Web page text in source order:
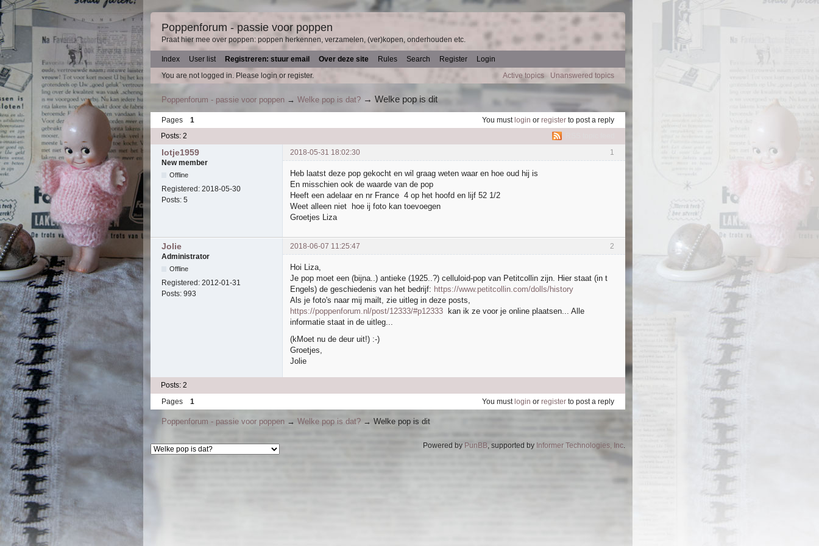
Poppenforum - passie voor poppen
Praat hier mee over poppen: poppen herkennen, verzamelen, (ver)kopen, onderhouden etc.
Index User list Registreren: stuur email Over deze site Rules Search Register
Login
You are not logged in. Please login or register. Active topics Unanswered topics
Poppenforum - passie voor poppen →Welke pop is dat? →Welke pop is dit
Pages 1 You must login or register to post a reply
Posts: 2
1
lotje1959
2018-05-31 18:02:30
New member
Offline
Registered: 2018-05-30
Posts: 5
Heb laatst deze pop gekocht en wil graag weten waar en hoe oud hij is
En misschien ook de waarde van de pop
Heeft een adelaar en nr France 4 op het hoofd en lijf 52 1/2
Weet alleen niet hoe ij foto kan toevoegen
Groetjes Liza
2
Jolie
2018-06-07 11:25:47
Administrator
Offline
Registered: 2012-01-31
Posts: 993
Hoi Liza,
Je pop moet een (bijna..) antieke (1925..?) celluloid-pop van Petitcollin zijn. Hier staat (in t
Engels) de geschiedenis van het bedrijf: https://www.petitcollin.com/dolls/history
Als je foto's naar mij mailt, zie uitleg in deze posts,
https://poppenforum.nl/post/12333/#p12333 kan ik ze voor je online plaatsen... Alle
informatie staat in de uitleg...
(kMoet nu de deur uit!) :-)
Groetjes,
Jolie
Posts: 2
Pages
1 You mustlogin or register to post a reply
Poppenforum - passie voor poppen →Welke pop is dat? →Welke pop is dit
Powered by PunBB , supported by Informer Technologies, Inc